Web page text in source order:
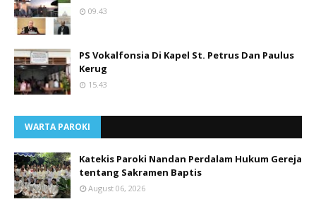
09.43
PS Vokalfonsia Di Kapel St. Petrus Dan Paulus
Kerug
15.43
WARTA PAROKI
Katekis Paroki Nandan Perdalam Hukum Gereja
tentang Sakramen Baptis
August 06, 2026